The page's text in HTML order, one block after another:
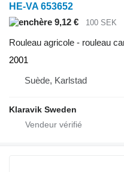
HE-VA 653652
9,12 €
100 SEK
Rouleau agricole - rouleau
2001
Suède, Karlstad
Klaravik Sweden